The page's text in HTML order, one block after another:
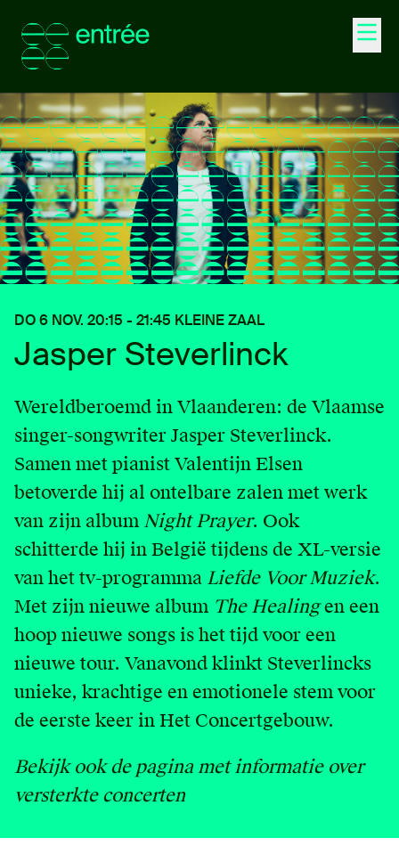
Agenda
Entrée Events
Ontdek
Word lid
Junior
English
Contact
Login
DO 6 NOV. 20:15 - 21:45 KLEINE ZAAL
Jasper Steverlinck
Wereldberoemd in Vlaanderen: de Vlaamse
singer-songwriter Jasper Steverlinck.
Samen met pianist Valentijn Elsen
betoverde hij al ontelbare zalen met werk
van zijn albumNight Prayer. Ook
schitterde hij in België tijdens de XL-versie
van het tv-programma Liefde Voor Muziek.
Met zijn nieuwe album The Healingen een
hoop nieuwe songs is het tijd voor een
nieuwe tour. Vanavond klinkt Steverlincks
unieke, krachtige en emotionele stem voor
de eerste keer in Het Concertgebouw.
Bekijk ook de pagina metinformatie over
versterkte concerten